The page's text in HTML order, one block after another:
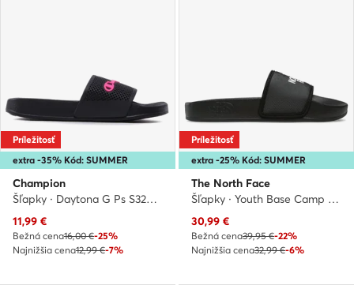
extra -35% Kód: SUMMER
Príležitosť
Champion
Šľapky · Daytona G Ps S32577-CHA-KK001 · Čierna
Aktuálna cena
11,99 €
Bežná cena16,00 €-25%
Najnižšia cena12,99 €-7%
extra -25% Kód: SUMMER
Príležitosť
The North Face
Šľapky · Youth Base Camp Slide III NF0A4OAVKX7-020 · Čierna
Aktuálna cena
30,99 €
Bežná cena39,95 €-22%
Najnižšia cena32,99 €-6%